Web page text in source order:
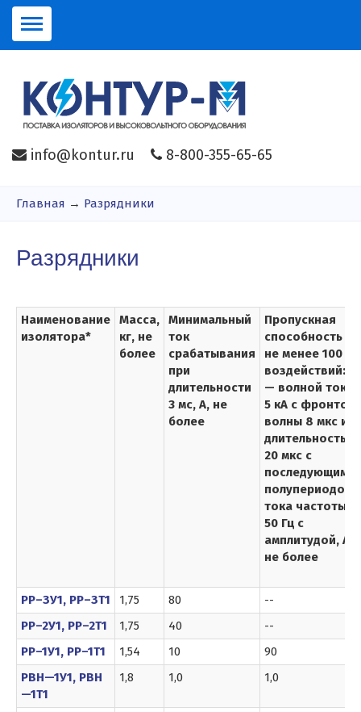
info@kontur.ru 8-800-355-65-65
Главная → Разрядники
Разрядники
Наименование
изолятора*
Масса,
кг, не
более
Минимальный
ток
срабатывания
при
длительности
3 мс, А, не
более
Пропускная
способность
не менее 100
воздействий:
— волной тока
5 кА с фронтом
волны 8 мкс и
длительностью
20 мкс с
последующим
полупериодом
тока частоты
50 Гц с
амплитудой, А,
не более
РР–ЗУ1, РР–ЗТ1 1,75 80
--
РР–2У1, РР–2Т1
1,75 40
--
РР–1У1, РР–1Т1
1,54 10
90
РВН—1У1, РВН
—1Т1
1,8 1,0 1,0